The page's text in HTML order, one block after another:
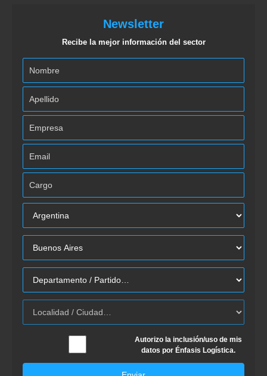
Newsletter
Recibe la mejor información del sector
Autorizo la inclusión/uso de mis
datos por Énfasis Logística.